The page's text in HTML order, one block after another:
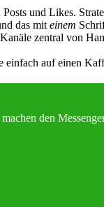
und Likes.
das mit einem
zentral von
einfach auf einen
den